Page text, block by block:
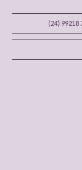
(24) 99218